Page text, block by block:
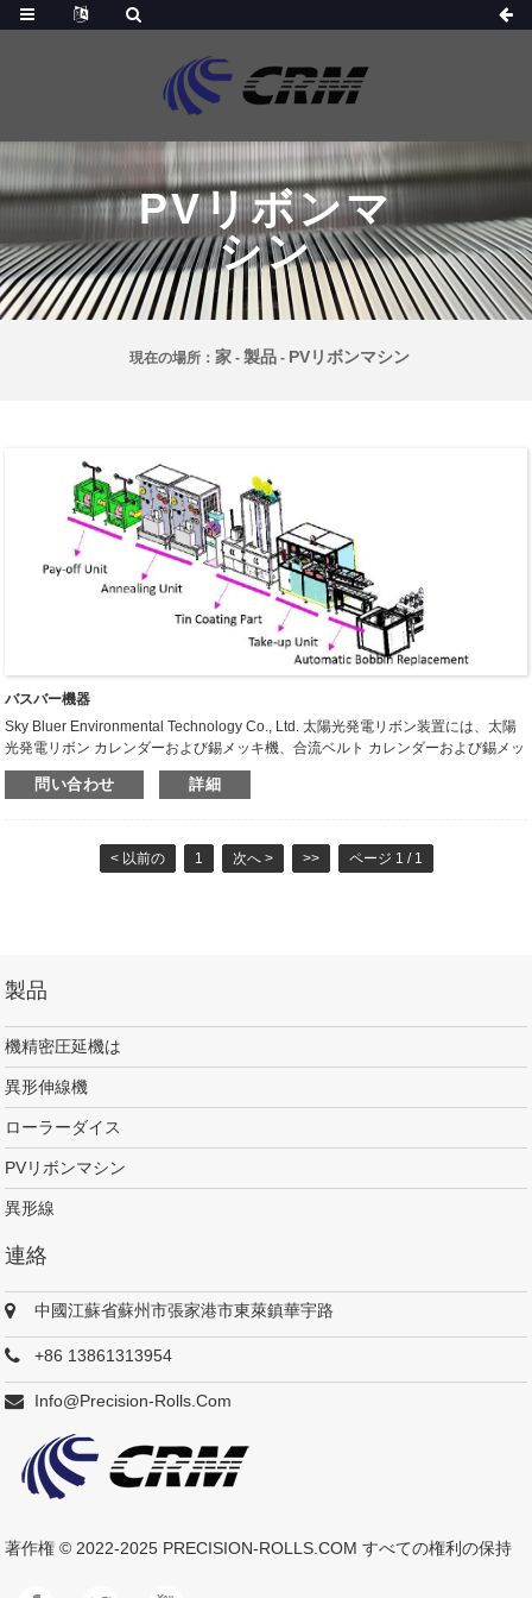
PVリボンマ
シン
現在の場所： 家- 製品- PVリボンマシン
バスバー機器
Sky Bluer Environmental Technology Co., Ltd. 太陽光発電リボン装置には、太陽
光発電リボン カレンダーおよび錫メッキ機、合流ベルト カレンダーおよび錫メッ
キ機、窒素保護付きアニーリング装置、錫メッキ機、精密ケーブル巻き戻し機、
精密ペイオフ マシン、精密テイクが含まれます。アップマシンなど装置によって
計・計画することができます。
問い合わせ 詳細
< 以前の 1 次へ > >> ページ 1 / 1
製品
機精密圧延機は
異形伸線機
ローラーダイス
PVリボンマシン
異形線
連絡
中國江蘇省蘇州市張家港市東萊鎮華宇路
+86 13861313954
Info@precision-Rolls.com
著作権 © 2022-2025 PRECISION-ROLLS.COM すべての権利の保持